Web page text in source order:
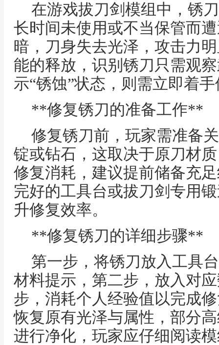
在游戏拔刀剑模组中，锈
长时间未使用或不当保管而
暗，刀身失去光泽，攻击力
能的释放，识别锈刀只需观
示“锈蚀”状态，则需立即着
**修复锈刀的准备工作**
修复锈刀前，玩家需准备
锭或钻石，这取决于原刀材
修复消耗，建议提前储备充
完好的工具台或拔刀剑专用
升修复效率。
**修复锈刀的详细步骤**
第一步，将锈刀放入工具
材料提示，第二步，放入对
步，消耗个人经验值以完成
恢复原有光泽与属性，部分
进行净化，玩家应仔细阅读